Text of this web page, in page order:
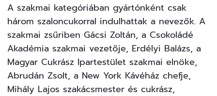
A szakmai kategóriában gyártónként csak
három szaloncukorral indulhattak a nevezők. A
szakmai zsűriben Gácsi Zoltán, a Csokoládé
Akadémia szakmai vezetője, Erdélyi Balázs, a
Magyar Cukrász Ipartestület szakmai elnöke,
Abrudán Zsolt, a New York Kávéház chefje,
Mihály Lajos szakácsmester és cukrász,